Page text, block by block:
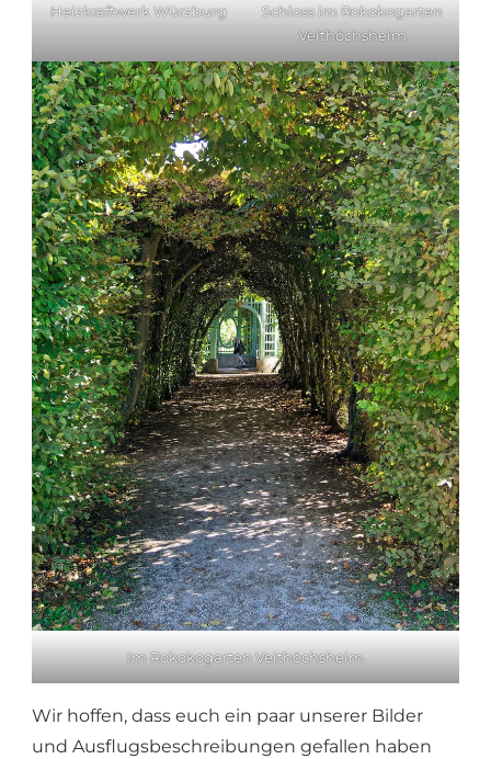
Heizkraftwerk Würzburg
Schloss im Rokokogarten
Veithöchsheim
Im Rokokogarten Veithöchsheim
Wir hoffen, dass euch ein paar unserer Bilder
und Ausflugsbeschreibungen gefallen haben